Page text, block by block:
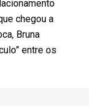
chegou a
Bruna
entre os